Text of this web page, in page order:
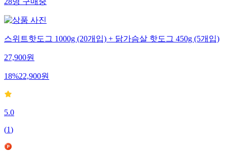
28명구매중
스위트핫도그 1000g (20개입) + 닭가슴살 핫도그 450g (5개입)
27,900원
18%22,900원
5.0
(1)